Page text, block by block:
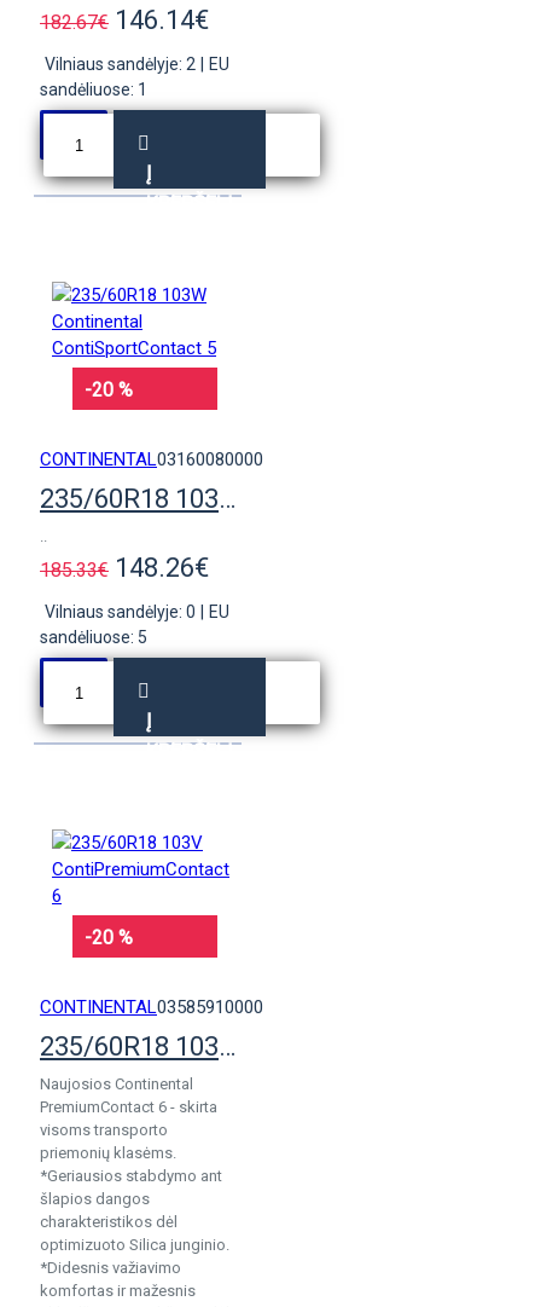
182.67€ 146.14€
Vilniaus sandėlyje: 2
EU
sandėliuose: 1
Į
KREPŠELĮ
-20 %
CONTINENTAL03160080000
235/60R18 103W Continental ContiSportContact 5
..
185.33€ 148.26€
Vilniaus sandėlyje: 0
EU
sandėliuose: 5
Į
KREPŠELĮ
-20 %
CONTINENTAL03585910000
235/60R18 103V ContiPremiumContact 6
Naujosios Continental
PremiumContact 6 - skirta
visoms transporto
priemonių klasėms.
*Geriausios stabdymo ant
šlapios dangos
charakteristikos dėl
optimizuoto Silica junginio.
*Didesnis važiavimo
komfortas ir mažesnis